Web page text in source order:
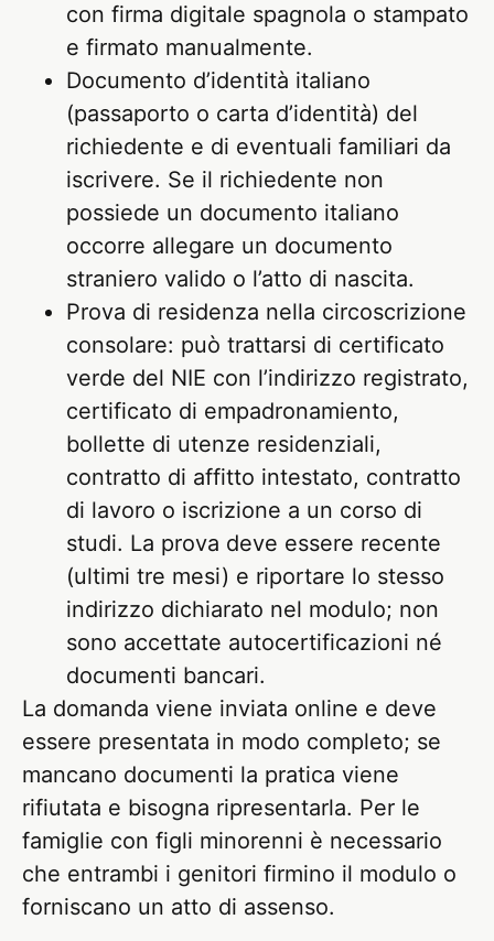
con firma digitale spagnola o stampato
e firmato manualmente.
Documento d’identità italiano
(passaporto o carta d’identità) del
richiedente e di eventuali familiari da
iscrivere. Se il richiedente non
possiede un documento italiano
occorre allegare un documento
straniero valido o l’atto di nascita.
Prova di residenza nella circoscrizione
consolare: può trattarsi di certificato
verde del NIE con l’indirizzo registrato,
certificato di empadronamiento,
bollette di utenze residenziali,
contratto di affitto intestato, contratto
di lavoro o iscrizione a un corso di
studi. La prova deve essere recente
(ultimi tre mesi) e riportare lo stesso
indirizzo dichiarato nel modulo; non
sono accettate autocertificazioni né
documenti bancari.
La domanda viene inviata online e deve
essere presentata in modo completo; se
mancano documenti la pratica viene
rifiutata e bisogna ripresentarla. Per le
famiglie con figli minorenni è necessario
che entrambi i genitori firmino il modulo o
forniscano un atto di assenso.